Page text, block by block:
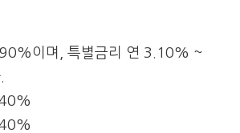
이며, 특별금리 연 3.10% ~